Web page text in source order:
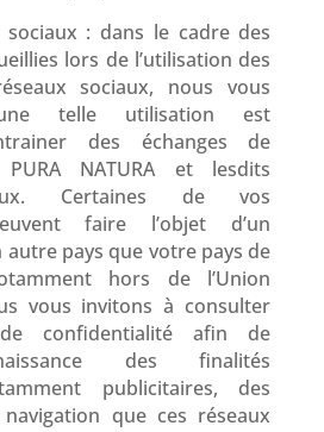
sociaux : dans le cadre des
lors de l’utilisation des
sociaux, nous vous
telle utilisation est
des échanges de
NATURA et lesdits
Certaines de vos
faire l’objet d’un
pays que votre pays de
hors de l’Union
vous invitons à consulter
confidentialité afin de
des finalités
publicitaires, des
que ces réseaux